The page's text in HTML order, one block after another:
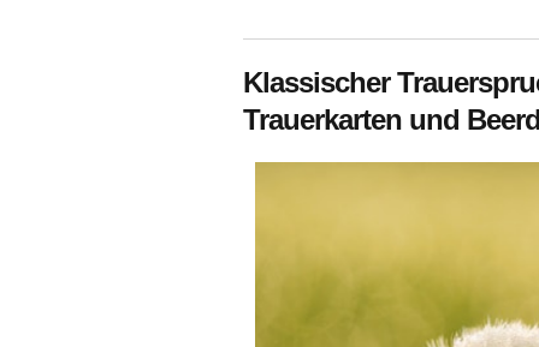
Klassischer
Trauerkarten und